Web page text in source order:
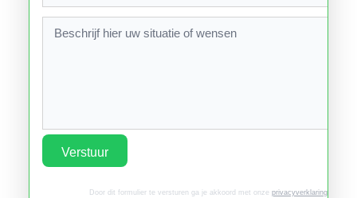
Verstuur
Door dit formulier te versturen ga je akkoord met onze privacyverklaring.